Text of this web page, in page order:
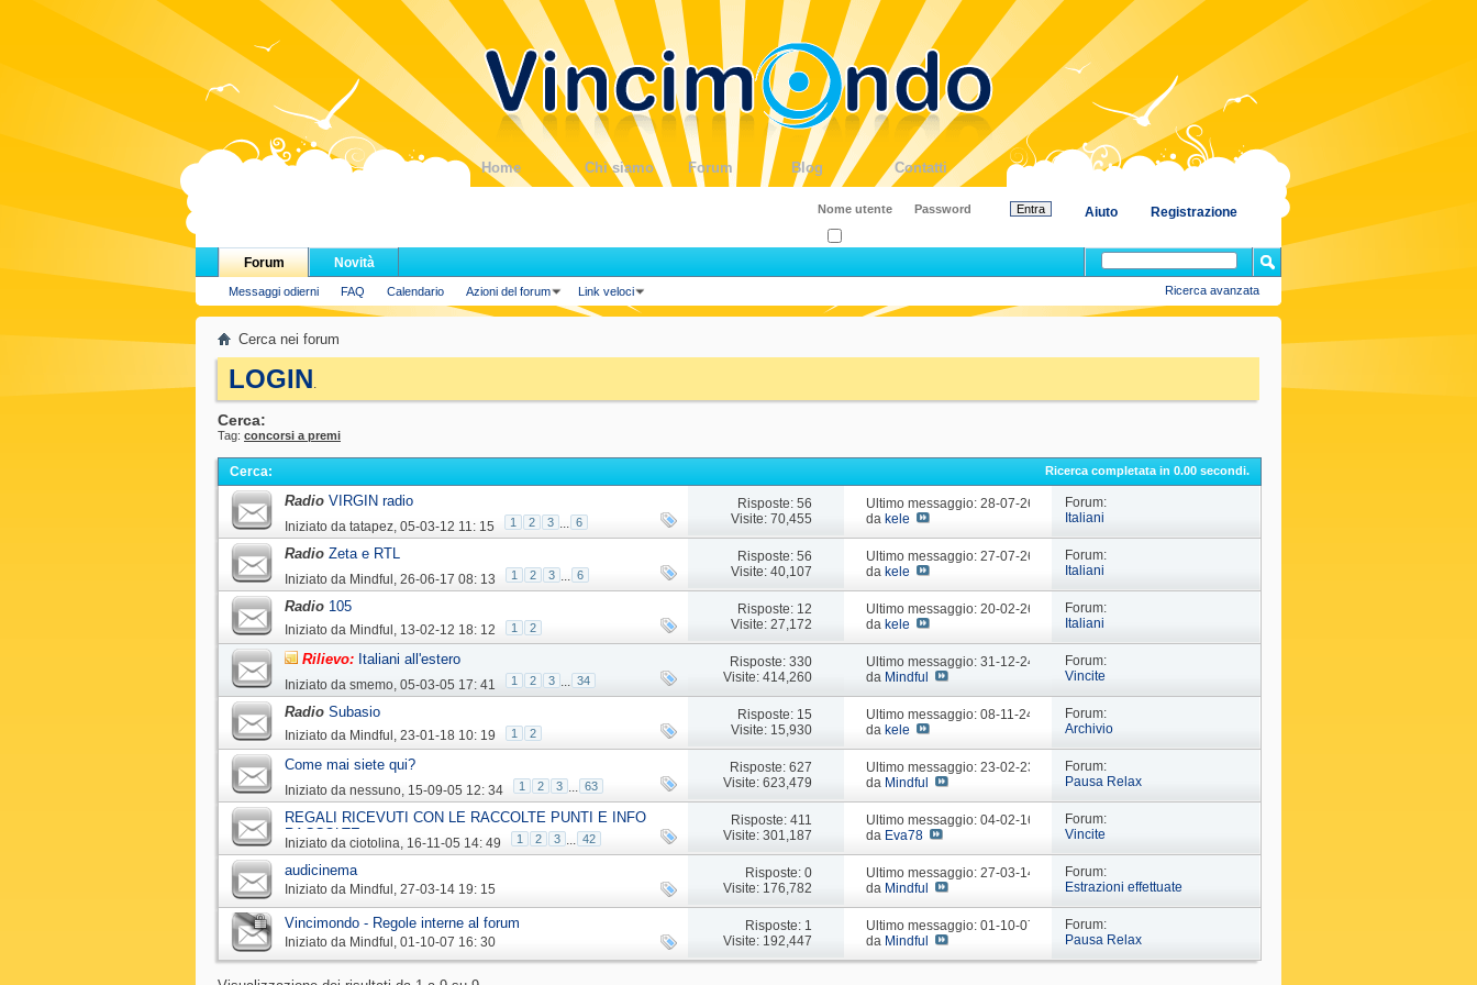
Home Chi siamo Forum Blog Contatti
Registrazione
Aiuto
Forum
Messaggi odierni FAQ Calendario Azioni del forum Link veloci
Novità
Ricerca avanzata
Cerca nei forum
LOGIN.
Cerca:
Tag: concorsi a premi
Cerca: Ricerca completata in 0.00 secondi.
Radio VIRGIN radio
Iniziato da tatapez‎, 05-03-12 11: 15 1 2 3 ... 6
Risposte: 56
Visite: 70,455
Ultimo messaggio: 28-07-26
09: 02
da kele
Forum:
Italiani
Radio Zeta e RTL
Iniziato da Mindful ‎, 26-06-17 08: 13 1 2 3 ... 6
Risposte: 56
Visite: 40,107
Ultimo messaggio: 27-07-26
09: 23
da kele
Forum:
Italiani
Radio 105
Iniziato da Mindful ‎, 13-02-12 18: 12 1 2
Risposte: 12
Visite: 27,172
Ultimo messaggio: 20-02-26
16: 21
da kele
Forum:
Italiani
Rilievo: Italiani all'estero
Iniziato da smemo‎, 05-03-05 17: 41 1 2 3 ... 34
Risposte: 330
Visite: 414,260
Ultimo messaggio: 31-12-24
09: 44
da Mindful
Forum:
Vincite
Radio Subasio
Iniziato da Mindful ‎, 23-01-18 10: 19 1 2
Risposte: 15
Visite: 15,930
Ultimo messaggio: 08-11-24
09: 57
da kele
Forum:
Archivio
Come mai siete qui?
Iniziato da nessuno‎, 15-09-05 12: 34 1 2 3 ... 63
Risposte: 627
Visite: 623,479
Ultimo messaggio: 23-02-23
10: 29
da Mindful
Forum:
Pausa Relax
REGALI RICEVUTI CON LE RACCOLTE PUNTI E INFO
RACCOLTE
Iniziato da ciotolina‎, 16-11-05 14: 49 1 2 3 ... 42
Risposte: 411
Visite: 301,187
Ultimo messaggio: 04-02-16
18: 37
da Eva78
Forum:
Vincite
audicinema
Iniziato da Mindful ‎, 27-03-14 19: 15
Risposte: 0
Visite: 176,782
Ultimo messaggio: 27-03-14
19: 15
da Mindful
Forum:
Estrazioni effettuate
Vincimondo - Regole interne al forum
Iniziato da Mindful ‎, 01-10-07 16: 30
Risposte: 1
Visite: 192,447
Ultimo messaggio: 01-10-07
16: 45
da Mindful
Forum:
Pausa Relax